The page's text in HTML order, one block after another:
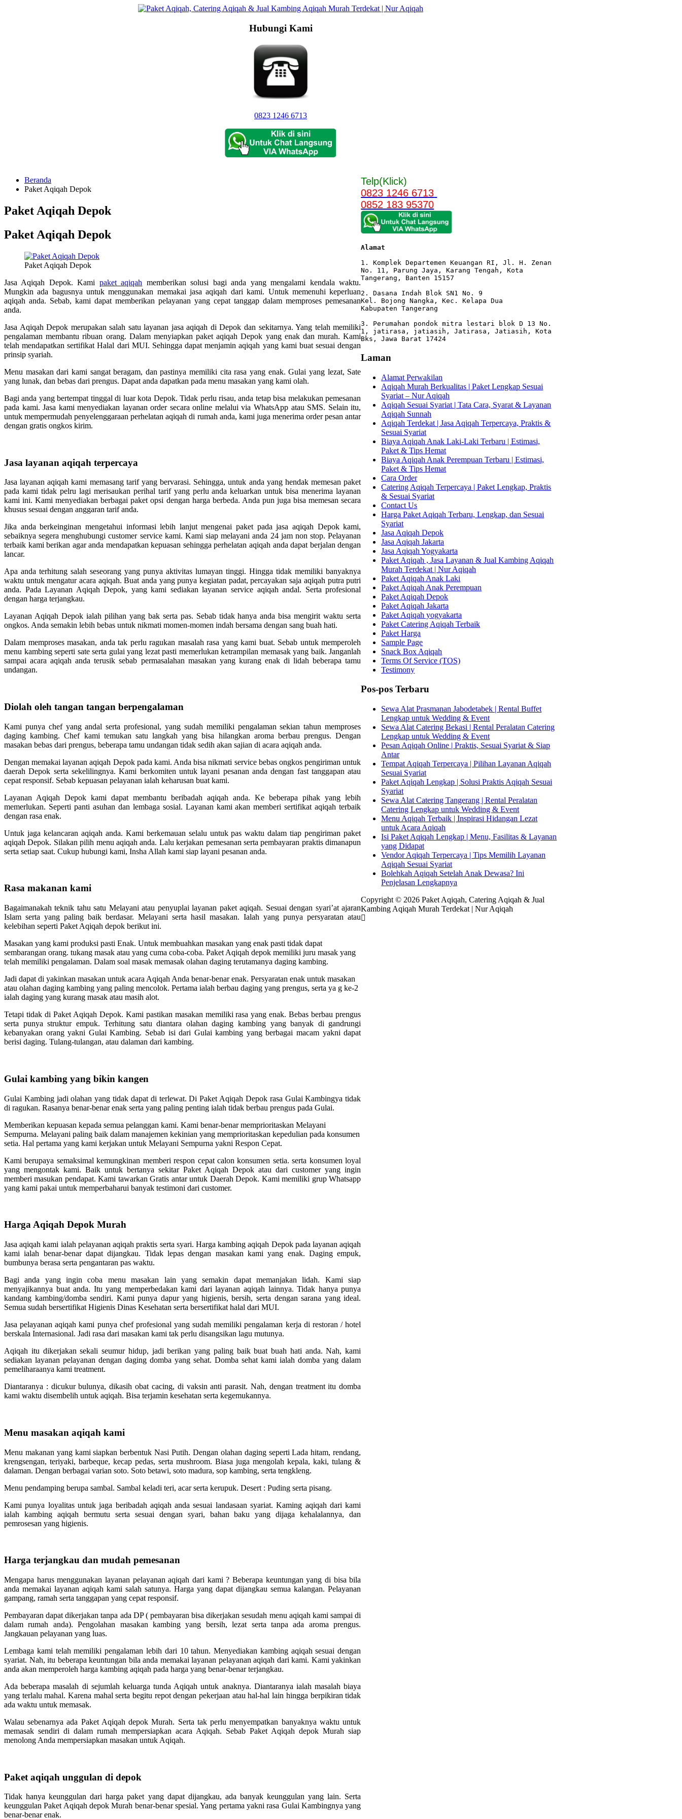
Hubungi Kami
0823 1246 6713
Beranda
Paket Aqiqah Depok
Paket Aqiqah Depok
Paket Aqiqah Depok
Paket Aqiqah Depok
Jasa Aqiqah Depok. Kami paket aqiqah memberikan solusi bagi anda yang mengalami kendala waktu.
Mungkin ada bagusnya untuk menggunakan memakai jasa aqiqah dari kami. Untuk memenuhi keperluan
aqiqah anda. Sebab, kami dapat memberikan pelayanan yang cepat tanggap dalam memproses pemesanan
anda.
Jasa Aqiqah Depok merupakan salah satu layanan jasa aqiqah di Depok dan sekitarnya. Yang telah memiliki
pengalaman membantu ribuan orang. Dalam menyiapkan paket aqiqah Depok yang enak dan murah. Kami
telah mendapatkan sertifikat Halal dari MUI. Sehingga dapat menjamin aqiqah yang kami buat sesuai dengan
prinsip syariah.
Menu masakan dari kami sangat beragam, dan pastinya memiliki cita rasa yang enak. Gulai yang lezat, Sate
yang lunak, dan bebas dari prengus. Dapat anda dapatkan pada menu masakan yang kami olah.
Bagi anda yang bertempat tinggal di luar kota Depok. Tidak perlu risau, anda tetap bisa melakukan pemesanan
pada kami. Jasa kami menyediakan layanan order secara online melalui via WhatsApp atau SMS. Selain itu,
untuk mempermudah penyelenggaraan perhelatan aqiqah di rumah anda, kami juga menerima order pesan antar
dengan gratis ongkos kirim.
Jasa layanan aqiqah terpercaya
Jasa layanan aqiqah kami memasang tarif yang bervarasi. Sehingga, untuk anda yang hendak memesan paket
pada kami tidak pelru lagi merisaukan perihal tarif yang perlu anda keluarkan untuk bisa menerima layanan
kami ini. Kami menyediakan berbagai paket opsi dengan harga berbeda. Anda pun juga bisa memesan secara
khusus sesuai dengan anggaran tarif anda.
Jika anda berkeinginan mengetahui informasi lebih lanjut mengenai paket pada jasa aqiqah Depok kami,
sebaiknya segera menghubungi customer service kami. Kami siap melayani anda 24 jam non stop. Pelayanan
terbaik kami berikan agar anda mendapatkan kepuasan sehingga perhelatan aqiqah anda dapat berjalan dengan
lancar.
Apa anda terhitung salah seseorang yang punya aktivitas lumayan tinggi. Hingga tidak memiliki banyaknya
waktu untuk mengatur acara aqiqah. Buat anda yang punya kegiatan padat, percayakan saja aqiqah putra putri
anda. Pada Layanan Aqiqah Depok, yang kami sediakan layanan service aqiqah andal. Serta profesional
dengan harga terjangkau.
Layanan Aqiqah Depok ialah pilihan yang bak serta pas. Sebab tidak hanya anda bisa mengirit waktu serta
ongkos. Anda semakin lebih bebas untuk nikmati momen-momen indah bersama dengan sang buah hati.
Dalam memproses masakan, anda tak perlu ragukan masalah rasa yang kami buat. Sebab untuk memperoleh
menu kambing seperti sate serta gulai yang lezat pasti memerlukan ketrampilan memasak yang baik. Janganlah
sampai acara aqiqah anda terusik sebab permasalahan masakan yang kurang enak di lidah beberapa tamu
undangan.
Diolah oleh tangan tangan berpengalaman
Kami punya chef yang andal serta profesional, yang sudah memiliki pengalaman sekian tahun memproses
daging kambing. Chef kami temukan satu langkah yang bisa hilangkan aroma berbau prengus. Dengan
masakan bebas dari prengus, beberapa tamu undangan tidak sedih akan sajian di acara aqiqah anda.
Dengan memakai layanan aqiqah Depok pada kami. Anda bisa nikmati service bebas ongkos pengiriman untuk
daerah Depok serta sekelilingnya. Kami berkomiten untuk layani pesanan anda dengan fast tanggapan atau
cepat responsif. Sebab kepuasan pelayanan ialah keharusan buat kami.
Layanan Aqiqah Depok kami dapat membantu beribadah aqiqah anda. Ke beberapa pihak yang lebih
memerlukan. Seperti panti asuhan dan lembaga sosial. Layanan kami akan memberi sertifikat aqiqah terbaik
dengan rasa enak.
Untuk jaga kelancaran aqiqah anda. Kami berkemauan selalu untuk pas waktu dalam tiap pengiriman paket
aqiqah Depok. Silakan pilih menu aqiqah anda. Lalu kerjakan pemesanan serta pembayaran praktis dimanapun
serta setiap saat. Cukup hubungi kami, Insha Allah kami siap layani pesanan anda.
Rasa makanan kami
Bagaimanakah teknik tahu satu Melayani atau penyuplai layanan paket aqiqah. Sesuai dengan syari’at ajaran
Islam serta yang paling baik berdasar. Melayani serta hasil masakan. Ialah yang punya persyaratan atau
kelebihan seperti Paket Aqiqah depok berikut ini.
Masakan yang kami produksi pasti Enak. Untuk membuahkan masakan yang enak pasti tidak dapat
sembarangan orang. tukang masak atau yang cuma coba-coba. Paket Aqiqah depok memiliki juru masak yang
telah memiliki pengalaman. Dalam soal masak memasak olahan daging terutamanya daging kambing.
Jadi dapat di yakinkan masakan untuk acara Aqiqah Anda benar-benar enak. Persyaratan enak untuk masakan
atau olahan daging kambing yang paling mencolok. Pertama ialah berbau daging yang prengus, serta ya g ke-2
ialah daging yang kurang masak atau masih alot.
Tetapi tidak di Paket Aqiqah Depok. Kami pastikan masakan memiliki rasa yang enak. Bebas berbau prengus
serta punya struktur empuk. Terhitung satu diantara olahan daging kambing yang banyak di gandrungi
kebanyakan orang yakni Gulai Kambing. Sebab isi dari Gulai kambing yang berbagai macam yakni dapat
berisi daging. Tulang-tulangan, atau dalaman dari kambing.
Gulai kambing yang bikin kangen
Gulai Kambing jadi olahan yang tidak dapat di terlewat. Di Paket Aqiqah Depok rasa Gulai Kambingya tidak
di ragukan. Rasanya benar-benar enak serta yang paling penting ialah tidak berbau prengus pada Gulai.
Memberikan kepuasan kepada semua pelanggan kami. Kami benar-benar memprioritaskan Melayani
Sempurna. Melayani paling baik dalam manajemen kekinian yang memprioritaskan kepedulian pada konsumen
setia. Hal pertama yang kami kerjakan untuk Melayani Sempurna yakni Respon Cepat.
Kami berupaya semaksimal kemungkinan memberi respon cepat calon konsumen setia. serta konsumen loyal
yang mengontak kami. Baik untuk bertanya sekitar Paket Aqiqah Depok atau dari customer yang ingin
memberi masukan pendapat. Kami tawarkan Gratis antar untuk Daerah Depok. Kami memiliki grup Whatsapp
yang kami pakai untuk memperbaharui banyak testimoni dari customer.
Harga Aqiqah Depok Murah
Jasa aqiqah kami ialah pelayanan aqiqah praktis serta syari. Harga kambing aqiqah Depok pada layanan aqiqah
kami ialah benar-benar dapat dijangkau. Tidak lepas dengan masakan kami yang enak. Daging empuk,
bumbunya berasa serta pengantaran pas waktu.
Bagi anda yang ingin coba menu masakan lain yang semakin dapat memanjakan lidah. Kami siap
menyajikannya buat anda. Itu yang memperbedakan kami dari layanan aqiqah lainnya. Tidak hanya punya
kandang kambing/domba sendiri. Kami punya dapur yang higienis, bersih, serta dengan sarana yang ideal.
Semua sudah bersertifikat Higienis Dinas Kesehatan serta bersertifikat halal dari MUI.
Jasa pelayanan aqiqah kami punya chef profesional yang sudah memiliki pengalaman kerja di restoran / hotel
berskala Internasional. Jadi rasa dari masakan kami tak perlu disangsikan lagu mutunya.
Aqiqah itu dikerjakan sekali seumur hidup, jadi berikan yang paling baik buat buah hati anda. Nah, kami
sediakan layanan pelayanan dengan daging domba yang sehat. Domba sehat kami ialah domba yang dalam
pemeliharaanya kami treatment.
Diantaranya : dicukur bulunya, dikasih obat cacing, di vaksin anti parasit. Nah, dengan treatment itu domba
kami waktu disembelih untuk aqiqah. Bisa terjamin kesehatan serta kegemukannya.
Menu masakan aqiqah kami
Menu makanan yang kami siapkan berbentuk Nasi Putih. Dengan olahan daging seperti Lada hitam, rendang,
krengsengan, teriyaki, barbeque, kecap pedas, serta mushroom. Biasa juga mengolah kepala, kaki, tulang &
dalaman. Dengan berbagai varian soto. Soto betawi, soto madura, sop kambing, serta tengkleng.
Menu pendamping berupa sambal. Sambal keladi teri, acar serta kerupuk. Desert : Puding serta pisang.
Kami punya loyalitas untuk jaga beribadah aqiqah anda sesuai landasaan syariat. Kaming aqiqah dari kami
ialah kambing aqiqah bermutu serta sesuai dengan syari, bahan baku yang dijaga kehalalannya, dan
pemrosesan yang higienis.
Harga terjangkau dan mudah pemesanan
Mengapa harus menggunakan layanan pelayanan aqiqah dari kami ? Beberapa keuntungan yang di bisa bila
anda memakai layanan aqiqah kami salah satunya. Harga yang dapat dijangkau semua kalangan. Pelayanan
gampang, ramah serta tanggapan yang cepat responsif.
Pembayaran dapat dikerjakan tanpa ada DP ( pembayaran bisa dikerjakan sesudah menu aqiqah kami sampai di
dalam rumah anda). Pengolahan masakan kambing yang bersih, lezat serta tanpa ada aroma prengus.
Jangkauan pelayanan yang luas.
Lembaga kami telah memiliki pengalaman lebih dari 10 tahun. Menyediakan kambing aqiqah sesuai dengan
syariat. Nah, itu beberapa keuntungan bila anda memakai layanan pelayanan aqiqah dari kami. Kami yakinkan
anda akan memperoleh harga kambing aqiqah pada harga yang benar-benar terjangkau.
Ada beberapa masalah di sejumlah keluarga tunda Aqiqah untuk anaknya. Diantaranya ialah masalah biaya
yang terlalu mahal. Karena mahal serta begitu repot dengan pekerjaan atau hal-hal lain hingga berpikiran tidak
ada waktu untuk memasak.
Walau sebenarnya ada Paket Aqiqah depok Murah. Serta tak perlu menyempatkan banyaknya waktu untuk
memasak sendiri di dalam rumah mempersiapkan acara Aqiqah. Sebab Paket Aqiqah depok Murah siap
menolong Anda mempersiapkan masakan untuk Aqiqah.
Paket aqiqah unggulan di depok
Tidak hanya keunggulan dari harga paket yang dapat dijangkau, ada banyak keunggulan yang lain. Serta
keunggulan Paket Aqiqah depok Murah benar-benar spesial. Yang pertama yakni rasa Gulai Kambingnya yang
benar-benar enak.
Telp(Klick)
0823 1246 6713
0852 183 95370
Alamat
1. Komplek Departemen Keuangan RI, Jl. H. Zenan
No. 11, Parung Jaya, Karang Tengah, Kota
Tangerang, Banten 15157
2. Dasana Indah Blok SN1 No. 9
Kel. Bojong Nangka, Kec. Kelapa Dua
Kabupaten Tangerang
3. Perumahan pondok mitra lestari blok D 13 No.
1, jatirasa, jatiasih, Jatirasa, Jatiasih, Kota
Bks, Jawa Barat 17424
Laman
Alamat Perwakilan
Aqiqah Murah Berkualitas | Paket Lengkap Sesuai
Syariat – Nur Aqiqah
Aqiqah Sesuai Syariat | Tata Cara, Syarat & Layanan
Aqiqah Sunnah
Aqiqah Terdekat | Jasa Aqiqah Terpercaya, Praktis &
Sesuai Syariat
Biaya Aqiqah Anak Laki-Laki Terbaru | Estimasi,
Paket & Tips Hemat
Biaya Aqiqah Anak Perempuan Terbaru | Estimasi,
Paket & Tips Hemat
Cara Order
Catering Aqiqah Terpercaya | Paket Lengkap, Praktis
& Sesuai Syariat
Contact Us
Harga Paket Aqiqah Terbaru, Lengkap, dan Sesuai
Syariat
Jasa Aqiqah Depok
Jasa Aqiqah Jakarta
Jasa Aqiqah Yogyakarta
Paket Aqiqah , Jasa Layanan & Jual Kambing Aqiqah
Murah Terdekat | Nur Aqiqah
Paket Aqiqah Anak Laki
Paket Aqiqah Anak Perempuan
Paket Aqiqah Depok
Paket Aqiqah Jakarta
Paket Aqiqah yogyakarta
Paket Catering Aqiqah Terbaik
Paket Harga
Sample Page
Snack Box Aqiqah
Terms Of Service (TOS)
Testimony
Pos-pos Terbaru
Sewa Alat Prasmanan Jabodetabek | Rental Buffet
Lengkap untuk Wedding & Event
Sewa Alat Catering Bekasi | Rental Peralatan Catering
Lengkap untuk Wedding & Event
Pesan Aqiqah Online | Praktis, Sesuai Syariat & Siap
Antar
Tempat Aqiqah Terpercaya | Pilihan Layanan Aqiqah
Sesuai Syariat
Paket Aqiqah Lengkap | Solusi Praktis Aqiqah Sesuai
Syariat
Sewa Alat Catering Tangerang | Rental Peralatan
Catering Lengkap untuk Wedding & Event
Menu Aqiqah Terbaik | Inspirasi Hidangan Lezat
untuk Acara Aqiqah
Isi Paket Aqiqah Lengkap | Menu, Fasilitas & Layanan
yang Didapat
Vendor Aqiqah Terpercaya | Tips Memilih Layanan
Aqiqah Sesuai Syariat
Bolehkah Aqiqah Setelah Anak Dewasa? Ini
Penjelasan Lengkapnya
Copyright © 2026 Paket Aqiqah, Catering Aqiqah & Jual
Kambing Aqiqah Murah Terdekat | Nur Aqiqah